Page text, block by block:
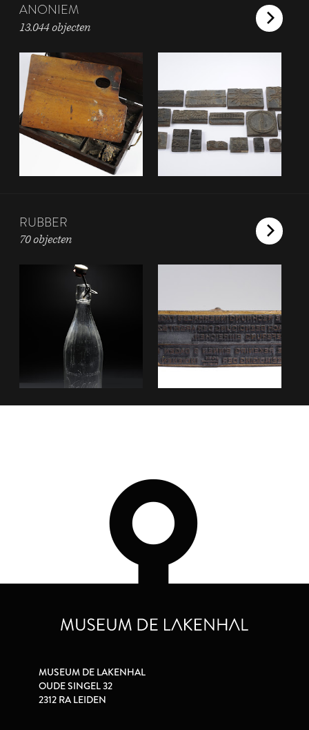
ANONIEM
13.044 objecten
RUBBER
70 objecten
MUSEUM DE LAKENHAL
OUDE SINGEL 32
2312 RA LEIDEN